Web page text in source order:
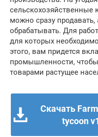
сельскохозяйственные
можно сразу
обрабатывать. Для
для которых
этого, вам придется
промышленности,
товарами растущее
Скачать
tycoon